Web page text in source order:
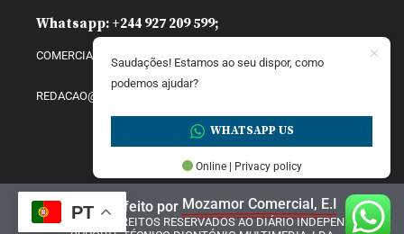
Whatsapp: +244 927 209 599;
COMERCIAL@DIARIOINDEPENDENTE.INFO
REDACAO@DIARIOINDEPENDENTE.INFO
Website feito por Mozamor Comercial, E.I
@2025 – TODOS DIREITOS RESERVADOS AO DIÁRIO INDEPENDENTE |
PT
Saudações! Estamos ao seu dispor, como
podemos ajudar?
WHATSAPP US
Online | Privacy policy